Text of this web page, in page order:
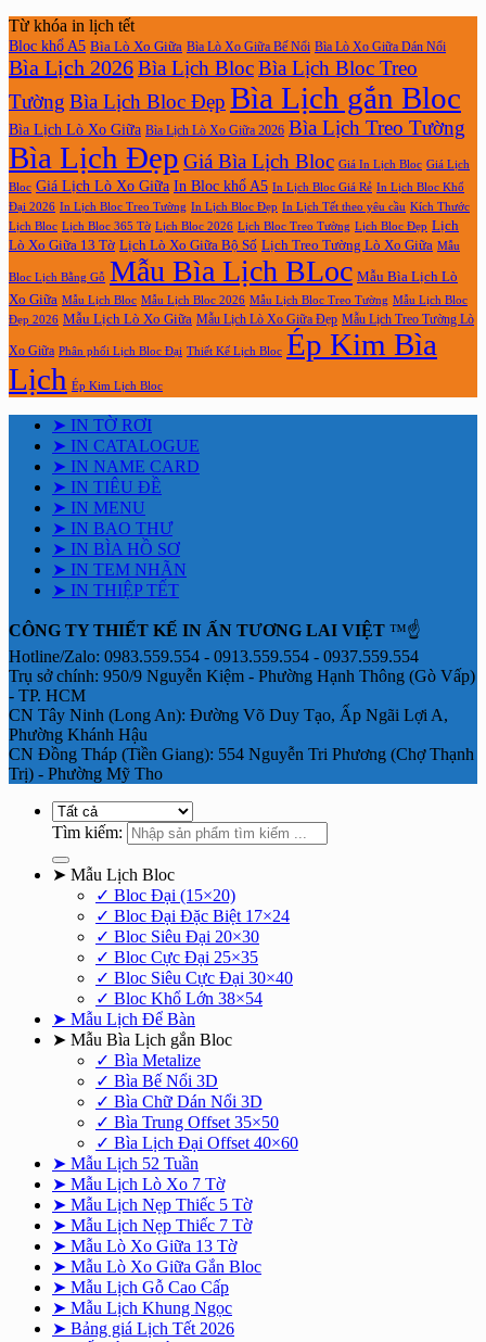
Từ khóa in lịch tết
Bloc khổ A5 Bìa Lò Xo Giữa Bìa Lò Xo Giữa Bế Nổi Bìa Lò Xo Giữa Dán Nổi
Bìa Lịch 2026Bìa Lịch BlocBìa Lịch Bloc Treo
Tường Bìa Lịch Bloc Đẹp Bìa Lịch gắn Bloc
Bìa Lịch Lò Xo Giữa Bìa Lịch Lò Xo Giữa 2026 Bìa Lịch Treo Tường
Bìa Lịch Đẹp Giá Bìa Lịch Bloc Giá In Lịch Bloc Giá Lịch
Bloc Giá Lịch Lò Xo Giữa In Bloc khổ A5 In Lịch Bloc Giá Rẻ In Lịch Bloc Khổ
Đại 2026 In Lịch Bloc Treo Tường In Lịch Bloc Đẹp In Lịch Tết theo yêu cầu Kích Thước
Lịch Bloc Lịch Bloc 365 Tờ Lịch Bloc 2026 Lịch Bloc Treo Tường Lịch Bloc Đẹp Lịch
Lò Xo Giữa 13 Tờ Lịch Lò Xo Giữa Bộ Số Lịch Treo Tường Lò Xo Giữa Mẫu
Bloc Lịch Bằng Gỗ Mẫu Bìa Lịch BLoc Mẫu Bìa Lịch Lò
Xo Giữa Mẫu Lịch Bloc Mẫu Lịch Bloc 2026 Mẫu Lịch Bloc Treo Tường Mẫu Lịch Bloc
Đẹp 2026 Mẫu Lịch Lò Xo Giữa Mẫu Lịch Lò Xo Giữa Đẹp Mẫu Lịch Treo Tường Lò
Xo Giữa Phân phối Lịch Bloc Đại Thiết Kế Lịch Bloc Ép Kim Bìa
Lịch Ép Kim Lịch Bloc
➤ IN TỜ RƠI
➤ IN CATALOGUE
➤ IN NAME CARD
➤ IN TIÊU ĐỀ
➤ IN MENU
➤ IN BAO THƯ
➤ IN BÌA HỒ SƠ
➤ IN TEM NHÃN
➤ IN THIỆP TẾT
CÔNG TY THIẾT KẾ IN ẤN TƯƠNG LAI VIỆT ™☝️
Hotline/Zalo: 0983.559.554 - 0913.559.554 - 0937.559.554
Trụ sở chính: 950/9 Nguyễn Kiệm - Phường Hạnh Thông (Gò Vấp)
- TP. HCM
CN Tây Ninh (Long An): Đường Võ Duy Tạo, Ấp Ngãi Lợi A,
Phường Khánh Hậu
CN Đồng Tháp (Tiền Giang): 554 Nguyễn Tri Phương (Chợ Thạnh
Trị) - Phường Mỹ Tho
Tìm kiếm:
➤ Mẫu Lịch Bloc
✓ Bloc Đại (15×20)
✓ Bloc Đại Đặc Biệt 17×24
✓ Bloc Siêu Đại 20×30
✓ Bloc Cực Đại 25×35
✓ Bloc Siêu Cực Đại 30×40
✓ Bloc Khổ Lớn 38×54
➤ Mẫu Lịch Để Bàn
➤ Mẫu Bìa Lịch gắn Bloc
✓ Bìa Metalize
✓ Bìa Bế Nổi 3D
✓ Bìa Chữ Dán Nổi 3D
✓ Bìa Trung Offset 35×50
✓ Bìa Lịch Đại Offset 40×60
➤ Mẫu Lịch 52 Tuần
➤ Mẫu Lịch Lò Xo 7 Tờ
➤ Mẫu Lịch Nẹp Thiếc 5 Tờ
➤ Mẫu Lịch Nẹp Thiếc 7 Tờ
➤ Mẫu Lò Xo Giữa 13 Tờ
➤ Mẫu Lò Xo Giữa Gắn Bloc
➤ Mẫu Lịch Gỗ Cao Cấp
➤ Mẫu Lịch Khung Ngọc
➤ Bảng giá Lịch Tết 2026